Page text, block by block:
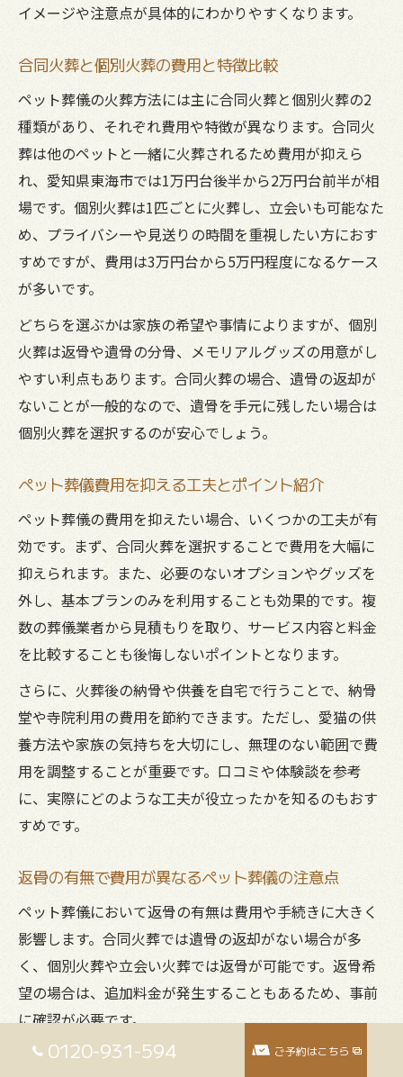
イメージや注意点が具体的にわかりやすくなります。
合同火葬と個別火葬の費用と特徴比較
ペット葬儀の火葬方法には主に合同火葬と個別火葬の2
種類があり、それぞれ費用や特徴が異なります。合同火
葬は他のペットと一緒に火葬されるため費用が抑えら
れ、愛知県東海市では1万円台後半から2万円台前半が相
場です。個別火葬は1匹ごとに火葬し、立会いも可能なた
め、プライバシーや見送りの時間を重視したい方におす
すめですが、費用は3万円台から5万円程度になるケース
が多いです。
どちらを選ぶかは家族の希望や事情によりますが、個別
火葬は返骨や遺骨の分骨、メモリアルグッズの用意がし
やすい利点もあります。合同火葬の場合、遺骨の返却が
ないことが一般的なので、遺骨を手元に残したい場合は
個別火葬を選択するのが安心でしょう。
ペット葬儀費用を抑える工夫とポイント紹介
ペット葬儀の費用を抑えたい場合、いくつかの工夫が有
効です。まず、合同火葬を選択することで費用を大幅に
抑えられます。また、必要のないオプションやグッズを
外し、基本プランのみを利用することも効果的です。複
数の葬儀業者から見積もりを取り、サービス内容と料金
を比較することも後悔しないポイントとなります。
さらに、火葬後の納骨や供養を自宅で行うことで、納骨
堂や寺院利用の費用を節約できます。ただし、愛猫の供
養方法や家族の気持ちを大切にし、無理のない範囲で費
用を調整することが重要です。口コミや体験談を参考
に、実際にどのような工夫が役立ったかを知るのもおす
すめです。
返骨の有無で費用が異なるペット葬儀の注意点
ペット葬儀において返骨の有無は費用や手続きに大きく
影響します。合同火葬では遺骨の返却がない場合が多
く、個別火葬や立会い火葬では返骨が可能です。返骨希
望の場合は、追加料金が発生することもあるため、事前
に確認が必要です。
また、返骨後の遺骨の安置場所や供養方法も考えておく
0120-931-594 ご予約はこちら